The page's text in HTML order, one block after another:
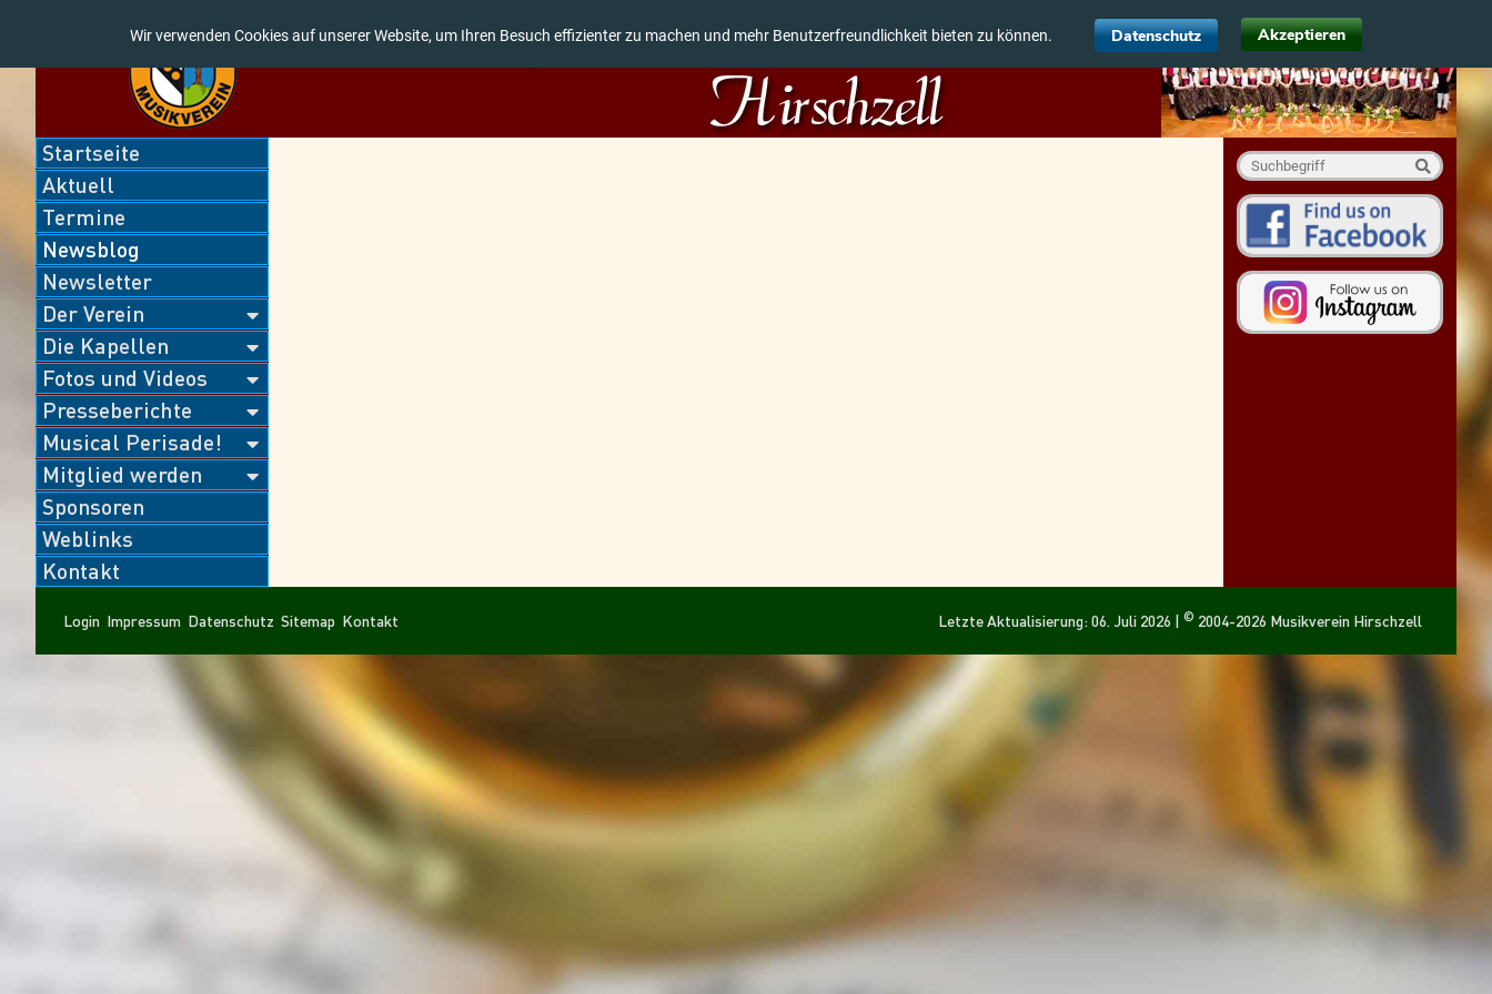
Navigation
überspringen
Startseite
Aktuell
Termine
Newsblog
Newsletter
Der Verein
Die Kapellen
Fotos und Videos
Presseberichte
Musical Perisade!
Mitglied werden
Sponsoren
Weblinks
Kontakt
Navigation
überspringen
Login Impressum Datenschutz Navigation
überspringen
Sitemap Kontakt Letzte Aktualisierung: 06. Juli 2026 | © 2004-2026 Musikverein Hirschzell
Wir verwenden Cookies auf unserer Website, um Ihren Besuch effizienter zu machen und mehr Benutzerfreundlichkeit bieten zu können. Datenschutz Akzeptieren